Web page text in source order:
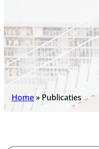
Home» Publicaties